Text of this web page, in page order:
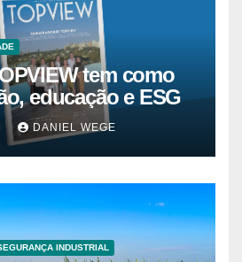
tem como
educação e ESG
DANIEL WEGE
INDUSTRIAL